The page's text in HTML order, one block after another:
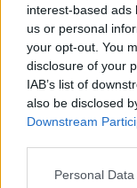
interest-based ads
us or personal
your opt-out. You
disclosure of your
IAB’s list of
also be disclosed
Downstream
Please note that
Personal
nélkül
bevallotta,
emlékszik a
négy féle